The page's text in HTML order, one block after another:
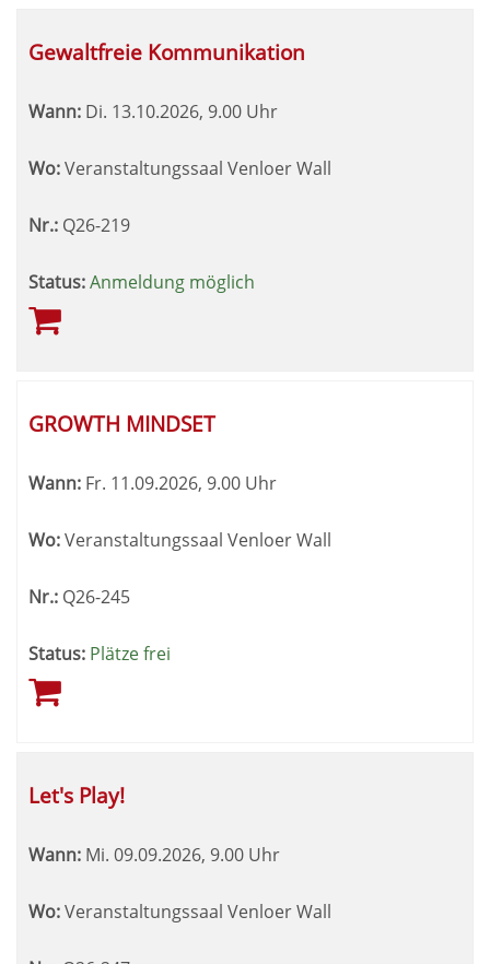
Gewaltfreie Kommunikation
Wann: Di. 13.10.2026, 9.00 Uhr
Wo:Veranstaltungssaal Venloer Wall
Nr.: Q26-219
Status:Anmeldung möglich
GROWTH MINDSET
Wann: Fr. 11.09.2026, 9.00 Uhr
Wo:Veranstaltungssaal Venloer Wall
Nr.: Q26-245
Status: Plätze frei
Let's Play!
Wann: Mi. 09.09.2026, 9.00 Uhr
Wo:Veranstaltungssaal Venloer Wall